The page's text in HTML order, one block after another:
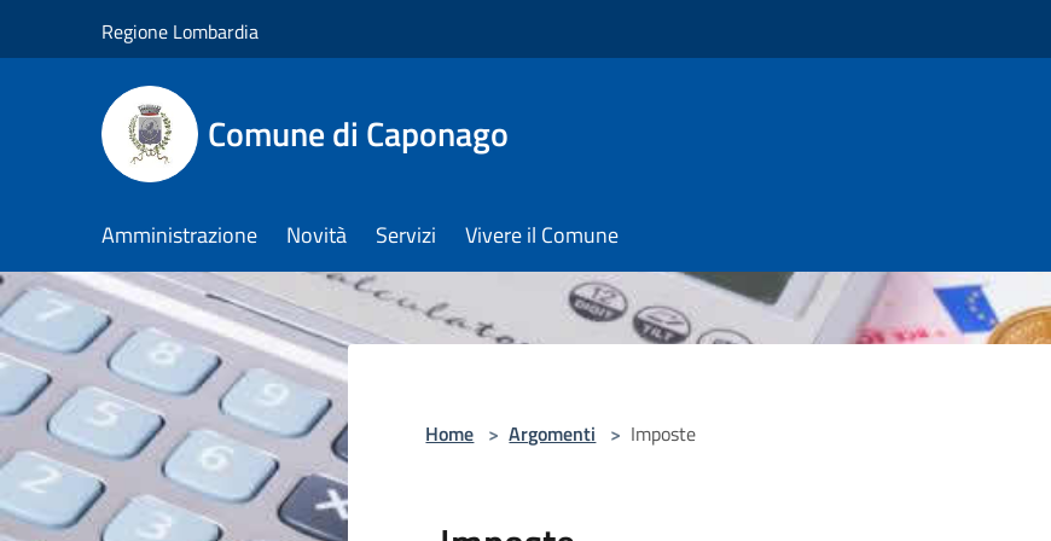
Regione Lombardia
Comune di Caponago
Amministrazione Novità Servizi Vivere il Comune
Home > Argomenti > Imposte